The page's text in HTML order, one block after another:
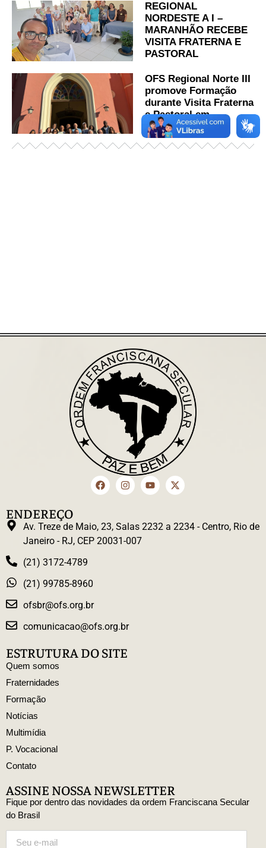
REGIONAL
NORDESTE A I –
MARANHÃO RECEBE
VISITA FRATERNA E
PASTORAL
OFS Regional Norte III
promove Formação
durante Visita Fraterna
e Pastoral em
Santarém (PA)
ENDEREÇO
Av. Treze de Maio, 23, Salas 2232 a 2234 - Centro, Rio de
Janeiro - RJ, CEP 20031-007
(21) 3172-4789
(21) 99785-8960
ofsbr@ofs.org.br
comunicacao@ofs.org.br
ESTRUTURA DO SITE
Quem somos
Fraternidades
Formação
Notícias
Multimídia
P. Vocacional
Contato
ASSINE NOSSA NEWSLETTER
Fique por dentro das novidades da ordem Franciscana Secular
do Brasil